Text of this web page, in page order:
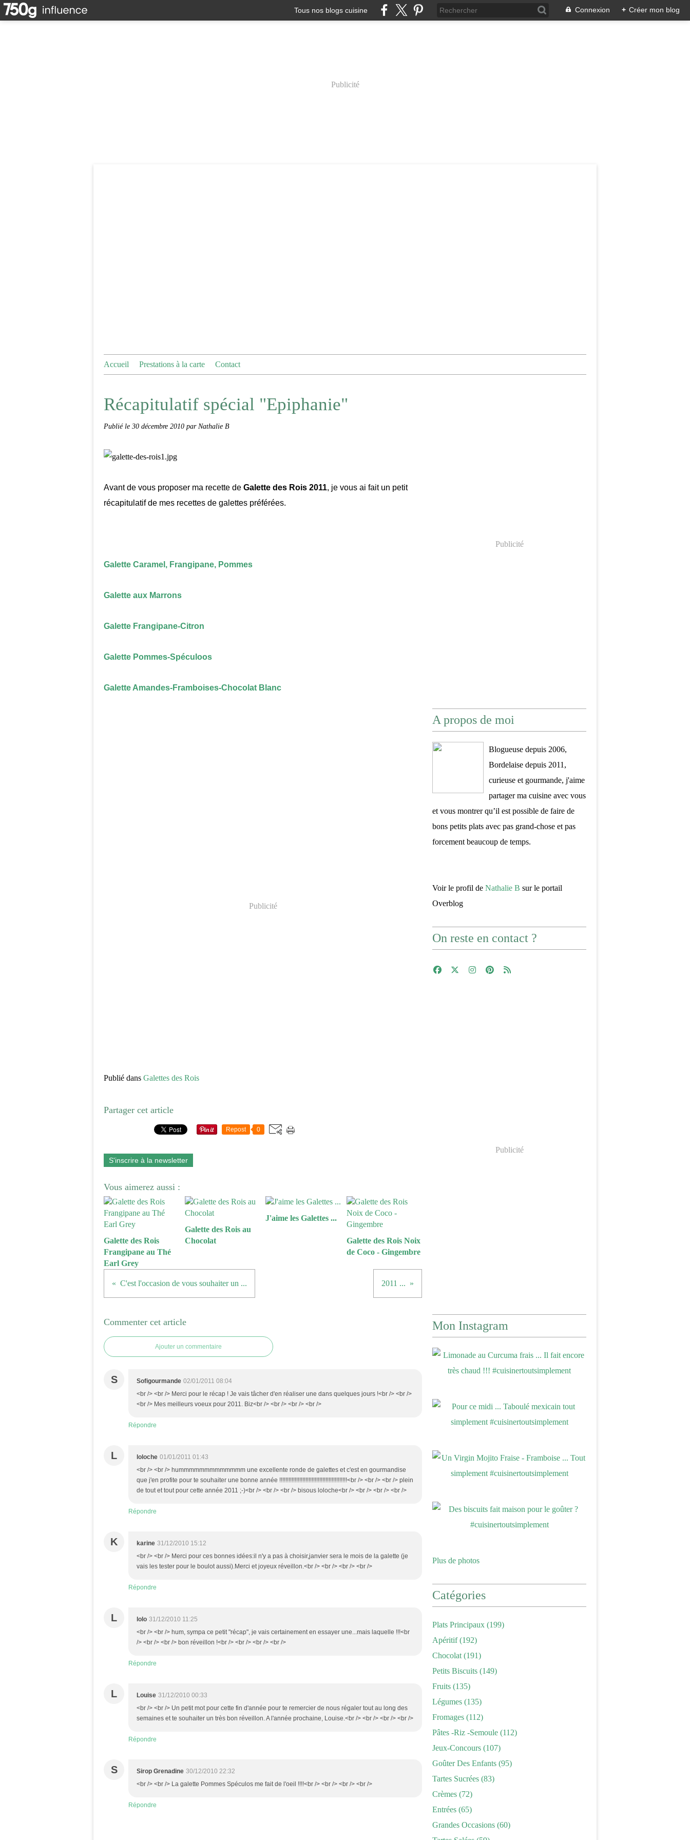
Tous nos blogs cuisine Connexion + Créer mon blog
Publicité
Accueil Prestations à la carte Contact
Récapitulatif spécial "Epiphanie"
Publié le 30 décembre 2010 par Nathalie B
Avant de vous proposer ma recette de Galette des Rois 2011, je vous ai fait un petit
récapitulatif de mes recettes de galettes préférées.
Galette Caramel, Frangipane, Pommes
Galette aux Marrons
Galette Frangipane-Citron
Galette Pommes-Spéculoos
Galette Amandes-Framboises-Chocolat Blanc
Publicité
Publié dans Galettes des Rois
Partager cet article
Repost 0
S'inscrire à la newsletter
Vous aimerez aussi :
Galette des Rois
Frangipane au Thé
Earl Grey
Galette des Rois au
Chocolat
J'aime les Galettes ...
Galette des Rois Noix
de Coco - Gingembre
C'est l'occasion de vous souhaiter un ... 2011 ...
Commenter cet article
Ajouter un commentaire
S Sofigourmande 02/01/2011 08:04
<br /> <br /> Merci pour le récap ! Je vais tâcher d'en réaliser une dans quelques jours !<br /> <br />
<br /> Mes meilleurs voeux pour 2011. Biz<br /> <br /> <br /> <br />
Répondre
L loloche 01/01/2011 01:43
<br /> <br /> hummmmmmmmmmmmm une excellente ronde de galettes et c'est en gourmandise
que j'en profite pour te souhaiter une bonne année !!!!!!!!!!!!!!!!!!!!!!!!!!!!!!!!!!!!!!!!!!!!<br /> <br /> <br /> plein
de tout et tout pour cette année 2011 ;-)<br /> <br /> <br /> bisous loloche<br /> <br /> <br /> <br />
Répondre
K karine 31/12/2010 15:12
<br /> <br /> Merci pour ces bonnes idées:il n'y a pas à choisir,janvier sera le mois de la galette (je
vais les tester pour le boulot aussi).Merci et joyeux réveillon.<br /> <br /> <br /> <br />
Répondre
L lolo 31/12/2010 11:25
<br /> <br /> hum, sympa ce petit "récap", je vais certainement en essayer une...mais laquelle !!!<br
/> <br /> <br /> bon réveillon !<br /> <br /> <br /> <br />
Répondre
L Louise 31/12/2010 00:33
<br /> <br /> Un petit mot pour cette fin d'année pour te remercier de nous régaler tout au long des
semaines et te souhaiter un très bon réveillon. A l'année prochaine, Louise.<br /> <br /> <br /> <br />
Répondre
S Sirop Grenadine 30/12/2010 22:32
<br /> <br /> La galette Pommes Spéculos me fait de l'oeil !!!!<br /> <br /> <br /> <br />
Répondre
Publicité
A propos de moi
Blogueuse depuis 2006,
Bordelaise depuis 2011,
curieuse et gourmande, j'aime
partager ma cuisine avec vous
et vous montrer qu’il est possible de faire de
bons petits plats avec pas grand-chose et pas
forcement beaucoup de temps.
Voir le profil de Nathalie B sur le portail
Overblog
On reste en contact ?
Publicité
Mon Instagram
Plus de photos
Catégories
Plats Principaux (199)
Apéritif(192)
Chocolat (191)
Petits Biscuits (149)
Fruits (135)
Légumes (135)
Fromages (112)
Pâtes -riz -semoule (112)
Jeux-Concours (107)
Goûter Des Enfants (95)
Tartes Sucrées (83)
Crèmes (72)
Entrées (65)
Grandes Occasions (60)